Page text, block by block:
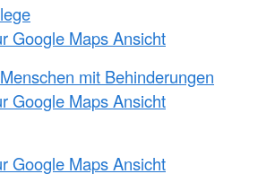
Google Maps Ansicht
mit Behinderungen
Google Maps Ansicht
Google Maps Ansicht